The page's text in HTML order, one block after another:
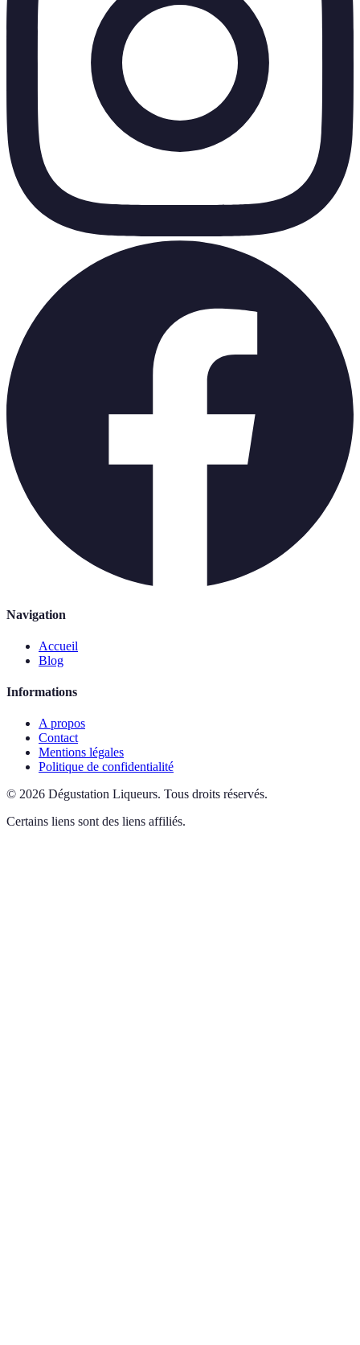
Navigation
Accueil
Blog
Informations
A propos
Contact
Mentions légales
Politique de confidentialité
© 2026 Dégustation Liqueurs. Tous droits réservés.
Certains liens sont des liens affiliés.